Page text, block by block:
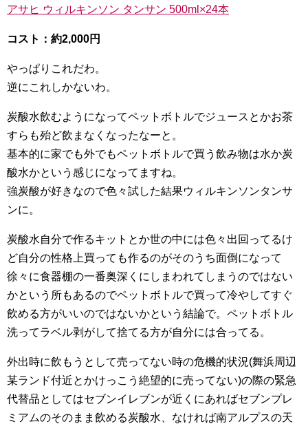
アサヒ ウィルキンソン タンサン 500ml×24本
コスト：約2,000円
やっぱりこれだわ。
逆にこれしかないわ。
炭酸水飲むようになってペットボトルでジュースとかお茶
すらも殆ど飲まなくなったなーと。
基本的に家でも外でもペットボトルで買う飲み物は水か炭
酸水かという感じになってますね。
強炭酸が好きなので色々試した結果ウィルキンソンタンサ
ンに。
炭酸水自分で作るキットとか世の中には色々出回ってるけ
ど自分の性格上買っても作るのがそのうち面倒になって
徐々に食器棚の一番奥深くにしまわれてしまうのではない
かという所もあるのでペットボトルで買って冷やしてすぐ
飲める方がいいのではないかという結論で。ペットボトル
洗ってラベル剥がして捨てる方が自分には合ってる。
外出時に飲もうとして売ってない時の危機的状況(舞浜周辺
某ランド付近とかけっこう絶望的に売ってない)の際の緊急
代替品としてはセブンイレブンが近くにあればセブンプレ
ミアムのそのまま飲める炭酸水、なければ南アルプスの天